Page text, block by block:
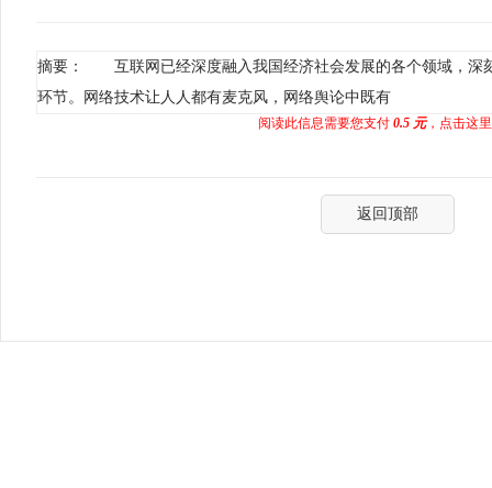
摘要： 互联网已经深度融入我国经济社会发展的各个领域，深
环节。网络技术让人人都有麦克风，网络舆论中既有
阅读此信息需要您支付 0.5 元，点击这
返回顶部